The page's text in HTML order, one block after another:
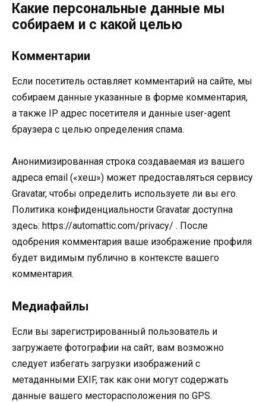
Какие персональные данные мы
собираем и с какой целью
Комментарии
Если посетитель оставляет комментарий на сайте, мы
собираем данные указанные в форме комментария,
а также IP адрес посетителя и данные user-agent
браузера с целью определения спама.
Анонимизированная строка создаваемая из вашего
адреса email («хеш») может предоставляться сервису
Gravatar, чтобы определить используете ли вы его.
Политика конфиденциальности Gravatar доступна
здесь: https://automattic.com/privacy/ . После
одобрения комментария ваше изображение профиля
будет видимым публично в контексте вашего
комментария.
Медиафайлы
Если вы зарегистрированный пользователь и
загружаете фотографии на сайт, вам возможно
следует избегать загрузки изображений с
метаданными EXIF, так как они могут содержать
данные вашего месторасположения по GPS.